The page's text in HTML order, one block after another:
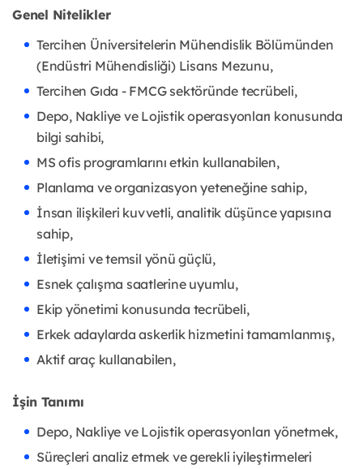
Genel Nitelikler
Tercihen Üniversitelerin Mühendislik Bölümünden
(Endüstri Mühendisliği) Lisans Mezunu,
Tercihen Gıda - FMCG sektöründe tecrübeli,
Depo, Nakliye ve Lojistik operasyonları konusunda
bilgi sahibi,
MS ofis programlarını etkin kullanabilen,
Planlama ve organizasyon yeteneğine sahip,
İnsan ilişkileri kuvvetli, analitik düşünce yapısına
sahip,
İletişimi ve temsil yönü güçlü,
Esnek çalışma saatlerine uyumlu,
Ekip yönetimi konusunda tecrübeli,
Erkek adaylarda askerlik hizmetini tamamlanmış,
Aktif araç kullanabilen,
İşin Tanımı
Depo, Nakliye ve Lojistik operasyonları yönetmek,
Süreçleri analiz etmek ve gerekli iyileştirmeleri